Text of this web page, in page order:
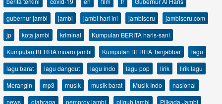
gubernur jambi
jambi jambi hari ini jambiseru
jambiseru.com
jp
kota jambi kriminal
Kumpulan BERITA haris-sani
Kumpulan BERITA muaro jambi
Kumpulan BERITA Tanjabbar
lagu
lagu barat
lagu dangdut lagu indo lagu pop lirik
lirik lagu
Merangin
mp3 musik musik barat Musik Indo
nasional
news
olahraga pemprov jambi pilgub jambi
Pilkada Jambi